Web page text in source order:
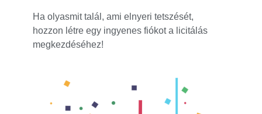
Ha olyasmit talál, ami elnyeri tetszését,
hozzon létre egy ingyenes fiókot a licitálás
megkezdéséhez!